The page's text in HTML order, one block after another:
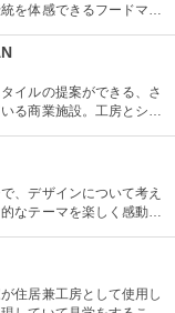
を体感できるフードマー
イルの提案ができる、さ
る商業施設。工房とショ
、デザインについて考え
なテーマを楽しく感動的
住居兼工房として使用し